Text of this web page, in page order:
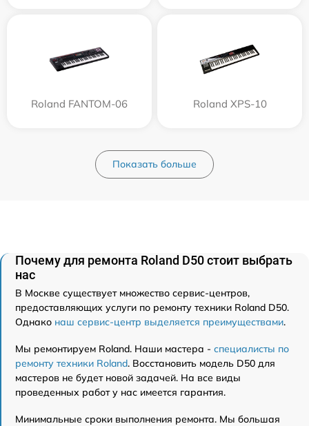
Roland FANTOM-06 Roland XPS-10
Показать больше
Почему для ремонта Roland D50 стоит выбрать
нас
В Москве существует множество сервис-центров,
предоставляющих услуги по ремонту техники Roland D50.
Однако наш сервис-центр выделяется преимуществами.
Мы ремонтируем Roland. Наши мастера - специалисты по
ремонту техники Roland. Восстановить модель D50 для
мастеров не будет новой задачей. На все виды
проведенных работ у нас имеется гарантия.
Минимальные сроки выполнения ремонта. Мы большая